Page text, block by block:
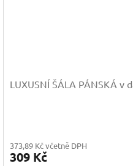
LUXUSNÍ ŠÁLA PÁNSKÁ v
373,89 Kč včetně DPH
309 Kč